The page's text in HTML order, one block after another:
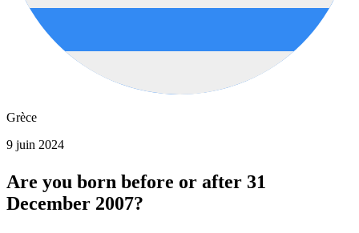
Grèce
9 juin 2024
Are you born before or after 31
December 2007?